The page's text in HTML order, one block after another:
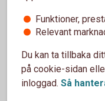
Mer
Fonder
Aktier
Investera i
Funktioner,
Relevant
Du kan ta tillbaka
på cookie-sidan
inloggad. Så